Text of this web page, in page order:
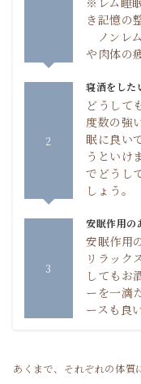
き記憶の
ノンレ
や肉体の
2
寝酒をした
どうして
度数の強
眠に良い
うといけ
でどうし
しょう。
3
安眠作用の
安眠作用
リラック
してもお
ーを一滴
ースも良
あくまで、それぞれの体質